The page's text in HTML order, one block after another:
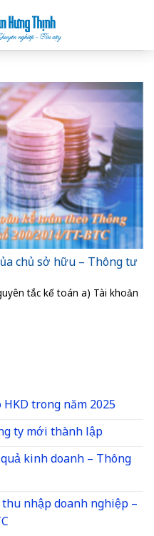
chủ sở hữu – Thông tư
tắc kế toán a) Tài khoản
trong năm 2025
ty mới thành lập
kinh doanh – Thông
nhập doanh nghiệp –